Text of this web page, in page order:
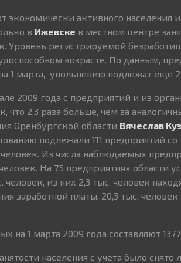
экономически активного населения и
в Ижевске в местном центре
Уровень регистрируемой
возрасте. По данным,
1 марта, увольнению подлежат еще
2009 года с предприятий и из
что 2,3 раза больше, чем за
Оренбургской области Вячеслав
подлежали 111 предприятий со
Из числа наблюдаемых
На 75 предприятиях области
из них 2,3 тыс. человек
заработной платы, 20,3 тыс. человек
на 1 марта 2009 года составляют
населения с учета было снято